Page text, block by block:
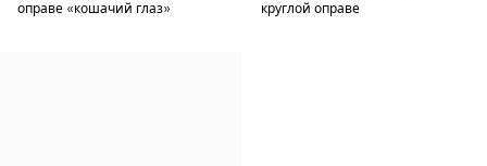
оправе «кошачий глаз»
круглой оправе